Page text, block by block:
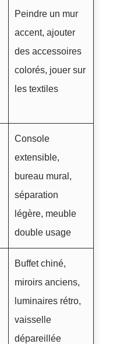
Peindre un mur
accent, ajouter
des accessoires
colorés, jouer sur
les textiles
Console
extensible,
bureau mural,
séparation
légère, meuble
double usage
Buffet chiné,
miroirs anciens,
luminaires rétro,
vaisselle
dépareillée